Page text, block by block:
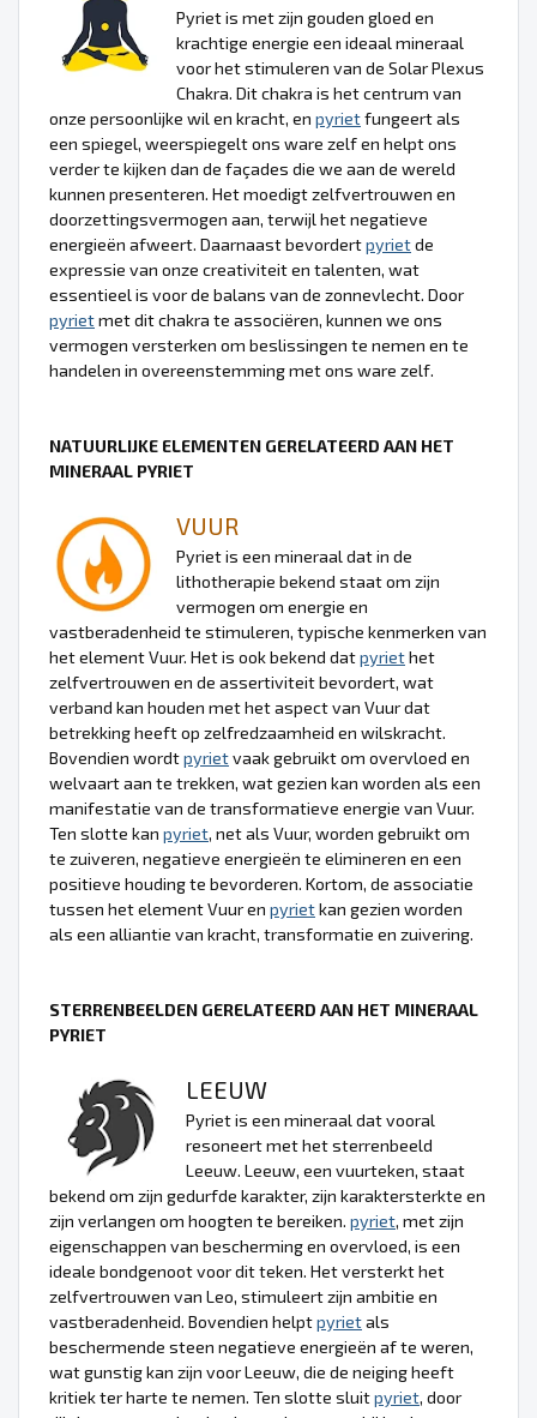
Pyriet is met zijn gouden gloed en
krachtige energie een ideaal mineraal
voor het stimuleren van de Solar Plexus
Chakra. Dit chakra is het centrum van
onze persoonlijke wil en kracht, en pyrietfungeert als
een spiegel, weerspiegelt ons ware zelf en helpt ons
verder te kijken dan de façades die we aan de wereld
kunnen presenteren. Het moedigt zelfvertrouwen en
doorzettingsvermogen aan, terwijl het negatieve
energieën afweert. Daarnaast bevordertpyrietde
expressie van onze creativiteit en talenten, wat
essentieel is voor de balans van de zonnevlecht. Door
pyrietmet dit chakra te associëren, kunnen we ons
vermogen versterken om beslissingen te nemen en te
handelen in overeenstemming met ons ware zelf.
NATUURLIJKE ELEMENTEN GERELATEERD AAN HET
MINERAAL PYRIET
VUUR
Pyriet is een mineraal dat in de
lithotherapie bekend staat om zijn
vermogen om energie en
vastberadenheid te stimuleren, typische kenmerken van
het element Vuur. Het is ook bekend datpyriethet
zelfvertrouwen en de assertiviteit bevordert, wat
verband kan houden met het aspect van Vuur dat
betrekking heeft op zelfredzaamheid en wilskracht.
Bovendien wordtpyrietvaak gebruikt om overvloed en
welvaart aan te trekken, wat gezien kan worden als een
manifestatie van de transformatieve energie van Vuur.
Ten slotte kan pyriet, net als Vuur, worden gebruikt om
te zuiveren, negatieve energieën te elimineren en een
positieve houding te bevorderen. Kortom, de associatie
tussen het element Vuur en pyrietkan gezien worden
als een alliantie van kracht, transformatie en zuivering.
STERRENBEELDEN GERELATEERD AAN HET MINERAAL
PYRIET
LEEUW
Pyriet is een mineraal dat vooral
resoneert met het sterrenbeeld
Leeuw. Leeuw, een vuurteken, staat
bekend om zijn gedurfde karakter, zijn karaktersterkte en
zijn verlangen om hoogten te bereiken. pyriet, met zijn
eigenschappen van bescherming en overvloed, is een
ideale bondgenoot voor dit teken. Het versterkt het
zelfvertrouwen van Leo, stimuleert zijn ambitie en
vastberadenheid. Bovendien helptpyrietals
beschermende steen negatieve energieën af te weren,
wat gunstig kan zijn voor Leeuw, die de neiging heeft
kritiek ter harte te nemen. Ten slotte sluitpyriet, door